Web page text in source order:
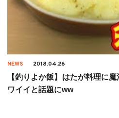
NEWS 2018.04.26
【釣りよか飯】はたが料理に
ワイイと話題にww